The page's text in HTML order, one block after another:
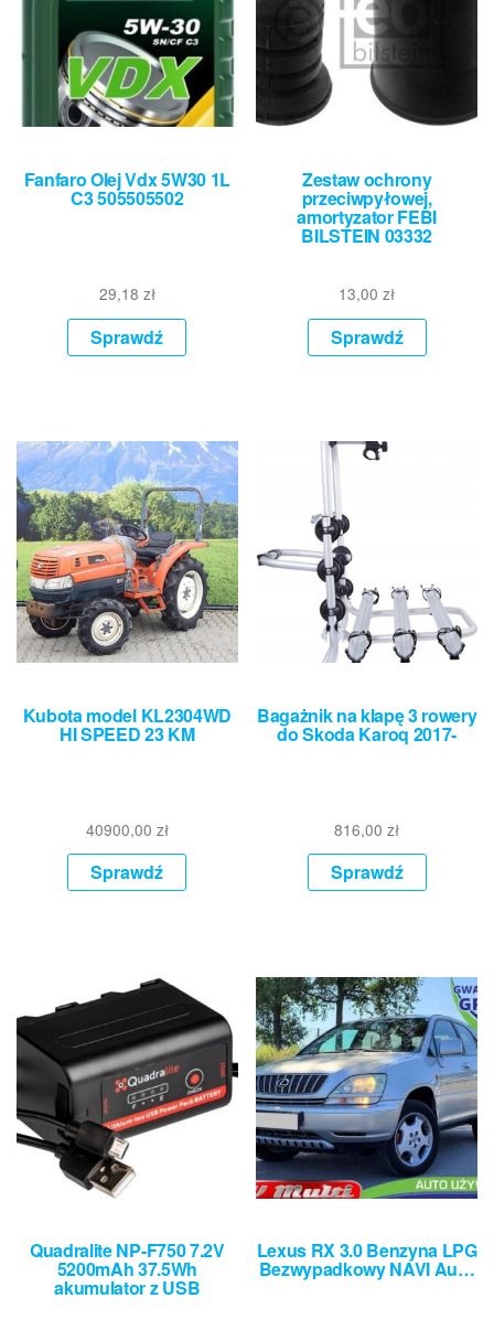
Fanfaro Olej Vdx 5W30 1L
C3 505505502
29,18 zł
Sprawdź
Zestaw ochrony
przeciwpyłowej,
amortyzator FEBI
BILSTEIN 03332
13,00zł
Sprawdź
Kubota model KL2304WD
HI SPEED 23 KM
40900,00 zł
Sprawdź
Bagażnik na klapę 3 rowery
do Skoda Karoq 2017-
816,00zł
Sprawdź
Quadralite NP-F750 7.2V
5200mAh 37.5Wh
akumulator z USB
Lexus RX 3.0 Benzyna LPG
Bezwypadkowy NAVI Au…